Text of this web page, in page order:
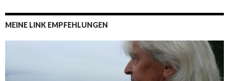
MEINE LINK EMPFEHLUNGEN